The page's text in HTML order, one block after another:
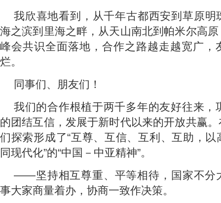
我欣喜地看到，从千年古都西安到草原明
海之滨到里海之畔，从天山南北到帕米尔高
峰会共识全面落地，合作之路越走越宽广，
烂。
同事们、朋友们！
我们的合作根植于两千多年的友好往来，
的团结互信，发展于新时代以来的开放共赢
们探索形成了“互尊、互信、互利、互助，
同现代化”的“中国－中亚精神”。
——坚持相互尊重、平等相待，国家不分
事大家商量着办，协商一致作决策。